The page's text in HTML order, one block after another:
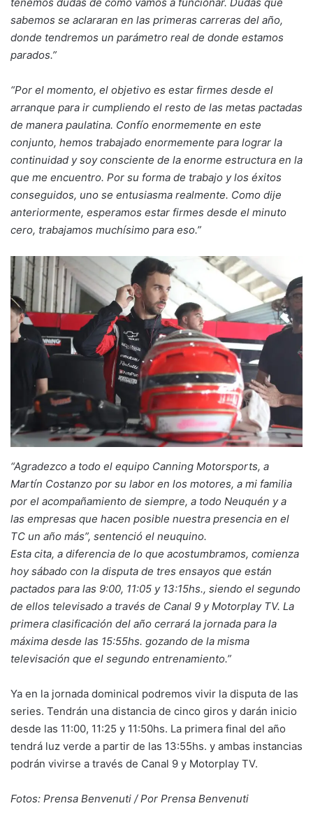
sabemos se aclararan en las primeras carreras del año,
donde tendremos un parámetro real de donde estamos
parados.”
“Por el momento, el objetivo es estar firmes desde el
arranque para ir cumpliendo el resto de las metas pactadas
de manera paulatina. Confío enormemente en este
conjunto, hemos trabajado enormemente para lograr la
continuidad y soy consciente de la enorme estructura en la
que me encuentro. Por su forma de trabajo y los éxitos
conseguidos, uno se entusiasma realmente. Como dije
anteriormente, esperamos estar firmes desde el minuto
cero, trabajamos muchísimo para eso.”
“Agradezco a todo el equipo Canning Motorsports, a
Martín Costanzo por su labor en los motores, a mi familia
por el acompañamiento de siempre, a todo Neuquén y a
las empresas que hacen posible nuestra presencia en el
TC un año más”, sentenció el neuquino.
Esta cita, a diferencia de lo que acostumbramos, comienza
hoy sábado con la disputa de tres ensayos que están
pactados para las 9:00, 11:05 y 13:15hs., siendo el segundo
de ellos televisado a través de Canal 9 y Motorplay TV. La
primera clasificación del año cerrará la jornada para la
máxima desde las 15:55hs. gozando de la misma
televisación que el segundo entrenamiento.”
Ya en la jornada dominical podremos vivir la disputa de las
series. Tendrán una distancia de cinco giros y darán inicio
desde las 11:00, 11:25 y 11:50hs. La primera final del año
tendrá luz verde a partir de las 13:55hs. y ambas instancias
podrán vivirse a través de Canal 9 y Motorplay TV.
Fotos: Prensa Benvenuti / Por Prensa Benvenuti